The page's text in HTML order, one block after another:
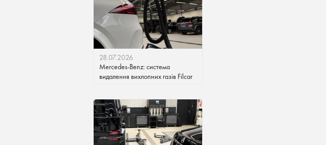
28.07.2026
Mercedes-Benz: система
видалення вихлопних газів Filcar